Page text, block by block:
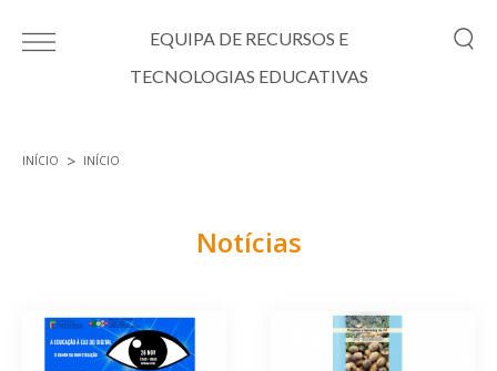
EQUIPA DE RECURSOS E
TECNOLOGIAS EDUCATIVAS
INÍCIO INÍCIO
Notícias
Páginas